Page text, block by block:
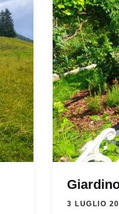
3 LUGLIO